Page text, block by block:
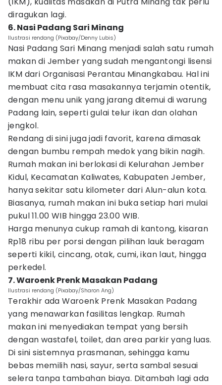
diragukan lagi.
6. Nasi Padang Sari Minang
Ilustrasi rendang (Pixabay/Denny Lubis)
Nasi Padang Sari Minang menjadi salah satu rumah
makan di Jember yang sudah mengantongi lisensi
IKM dari Organisasi Perantau Minangkabau. Hal ini
membuat cita rasa masakannya terjamin otentik,
dengan menu unik yang jarang ditemui di warung
Padang lain, seperti gulai telur ikan dan olahan
jengkol.
Rendang di sini juga jadi favorit, karena dimasak
dengan bumbu rempah medok yang bikin nagih.
Rumah makan ini berlokasi di Kelurahan Jember
Kidul, Kecamatan Kaliwates, Kabupaten Jember,
hanya sekitar satu kilometer dari Alun-alun kota.
Biasanya, rumah makan ini buka setiap hari mulai
pukul 11.00 WIB hingga 23.00 WIB.
Harga menunya cukup ramah di kantong, kisaran
Rp18 ribu per porsi dengan pilihan lauk beragam
seperti kikil, cincang, otak, cumi, ikan laut, hingga
perkedel.
7. Waroenk Prenk Masakan Padang
Ilustrasi rendang (Pixabay/Sharon Ang)
Terakhir ada Waroenk Prenk Masakan Padang
yang menawarkan fasilitas lengkap. Rumah
makan ini menyediakan tempat yang bersih
dengan wastafel, toilet, dan area parkir yang luas.
Di sini sistemnya prasmanan, sehingga kamu
bebas memilih nasi, sayur, serta sambal sesuai
selera tanpa tambahan biaya. Ditambah lagi ada